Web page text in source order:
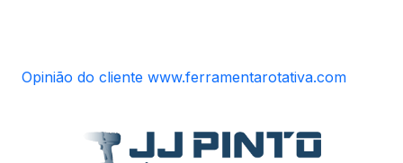
Opinião do cliente www.ferramentarotativa.com